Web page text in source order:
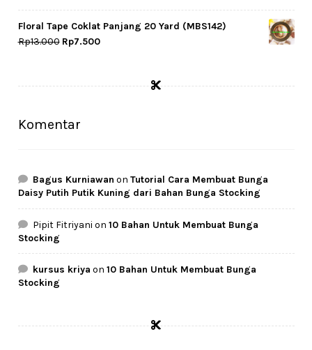
price
was:
Rp13.000.
price
is:
Rp7.500.
Floral Tape Coklat Panjang 20 Yard (MBS142)
Rp13.000 Original
Rp13.000.
Rp7.500Current
Rp7.500.
Komentar
Bagus Kurniawan onTutorial Cara Membuat Bunga
Daisy Putih Putik Kuning dari Bahan Bunga Stocking
Pipit Fitriyani on10 Bahan Untuk Membuat Bunga
Stocking
kursus kriya on10 Bahan Untuk Membuat Bunga
Stocking